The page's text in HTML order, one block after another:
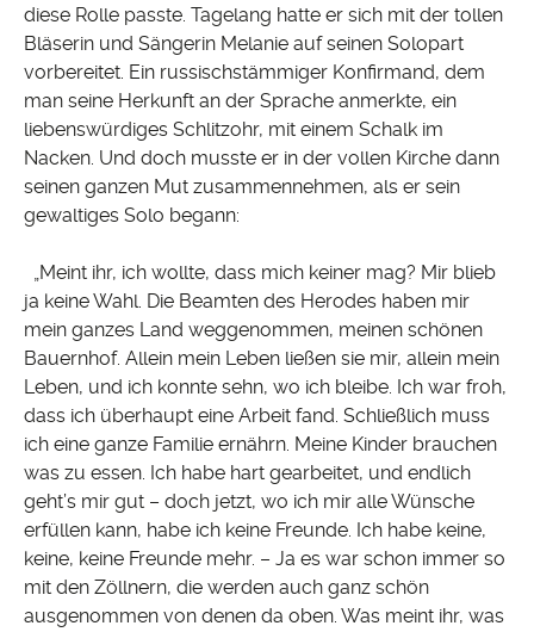
diese Rolle passte. Tagelang hatte er sich mit der tollen
Bläserin und Sängerin Melanie auf seinen Solopart
vorbereitet. Ein russischstämmiger Konfirmand, dem
man seine Herkunft an der Sprache anmerkte, ein
liebenswürdiges Schlitzohr, mit einem Schalk im
Nacken. Und doch musste er in der vollen Kirche dann
seinen ganzen Mut zusammennehmen, als er sein
gewaltiges Solo begann:
„Meint ihr, ich wollte, dass mich keiner mag? Mir blieb
ja keine Wahl. Die Beamten des Herodes haben mir
mein ganzes Land weggenommen, meinen schönen
Bauernhof. Allein mein Leben ließen sie mir, allein mein
Leben, und ich konnte sehn, wo ich bleibe. Ich war froh,
dass ich überhaupt eine Arbeit fand. Schließlich muss
ich eine ganze Familie ernährn. Meine Kinder brauchen
was zu essen. Ich habe hart gearbeitet, und endlich
geht’s mir gut – doch jetzt, wo ich mir alle Wünsche
erfüllen kann, habe ich keine Freunde. Ich habe keine,
keine, keine Freunde mehr. – Ja es war schon immer so
mit den Zöllnern, die werden auch ganz schön
ausgenommen von denen da oben. Was meint ihr, was